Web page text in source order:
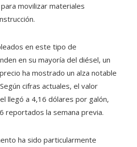
movilizar materiales
en este tipo de
en su mayoría del diésel, un
ha mostrado un alza notable
cifras actuales, el valor
llegó a 4,16 dólares por galón,
reportados la semana previa.
ha sido particularmente